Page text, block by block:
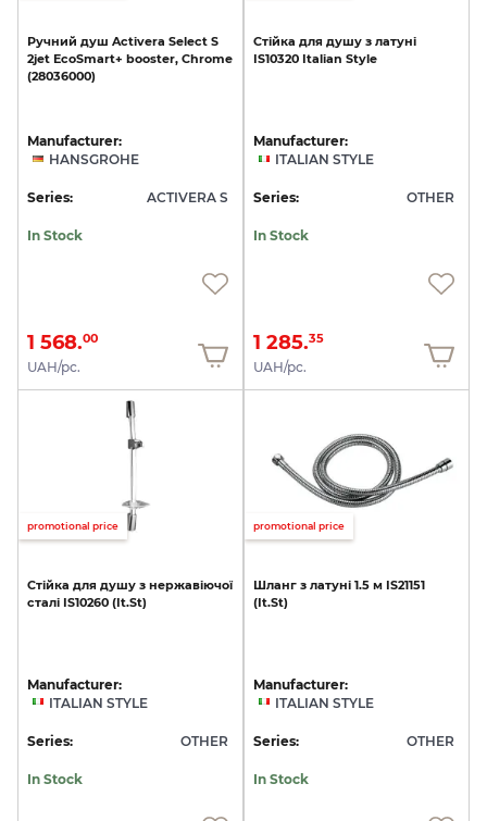
Ручний душ Activera Select S
2jet EcoSmart+ booster, Chrome
(28036000)
Manufacturer:
HANSGROHE
Series: ACTIVERA S
In Stock
1 568.00
UAH/pc.
Стійка для душу з латуні
IS10320 Italian Style
Manufacturer:
ITALIAN STYLE
Series: OTHER
In Stock
1 285.35
UAH/pc.
promotional price
Стійка для душу з нержавіючої
сталі IS10260 (It.St)
Manufacturer:
ITALIAN STYLE
Series: OTHER
In Stock
promotional price
Шланг з латуні 1.5 м IS21151
(It.St)
Manufacturer:
ITALIAN STYLE
Series: OTHER
In Stock